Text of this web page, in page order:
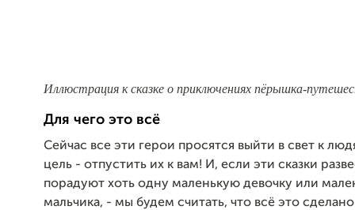
Иллюстрация к сказке о приключениях пёрышка-
Для чего это всё
Сейчас все эти герои просятся выйти в свет к
цель - отпустить их к вам! И, если эти сказки
порадуют хоть одну маленькую девочку или
мальчика, - мы будем считать, что всё это